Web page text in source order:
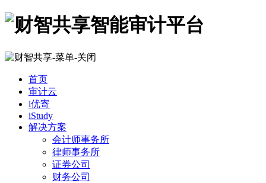
首页
审计云
i优寄
iStudy
解决方案
会计师事务所
律师事务所
证券公司
财务公司